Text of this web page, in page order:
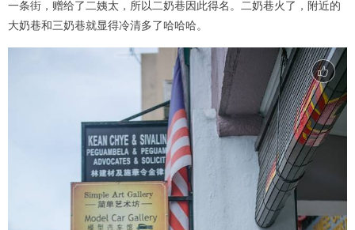
一条街，赠给了二姨太，所以二奶巷因此得名。二奶巷火了，附近的
大奶巷和三奶巷就显得冷清多了哈哈哈。